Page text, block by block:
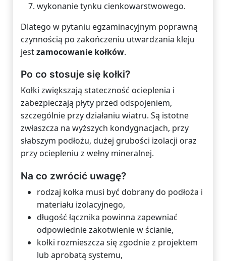
wykonanie tynku cienkowarstwowego.
Dlatego w pytaniu egzaminacyjnym poprawną
czynnością po zakończeniu utwardzania kleju
jestzamocowanie kołków.
Po co stosuje się kołki?
Kołki zwiększają stateczność ocieplenia i
zabezpieczają płyty przed odspojeniem,
szczególnie przy działaniu wiatru. Są istotne
zwłaszcza na wyższych kondygnacjach, przy
słabszym podłożu, dużej grubości izolacji oraz
przy ociepleniu z wełny mineralnej.
Na co zwrócić uwagę?
rodzaj kołka musi być dobrany do podłoża i
materiału izolacyjnego,
długość łącznika powinna zapewniać
odpowiednie zakotwienie w ścianie,
kołki rozmieszcza się zgodnie z projektem
lub aprobatą systemu,